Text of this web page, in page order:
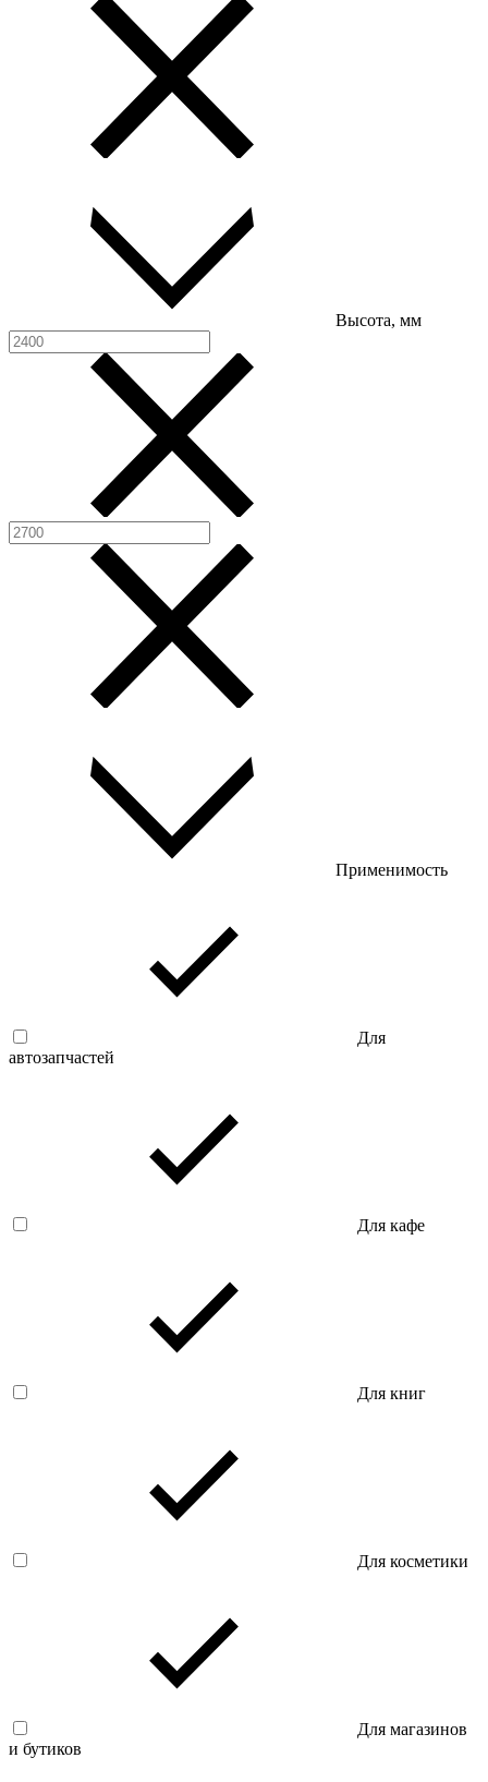
Высота, мм
Применимость
Для
автозапчастей
Для кафе
Для книг
Для косметики
Для магазинов
и бутиков